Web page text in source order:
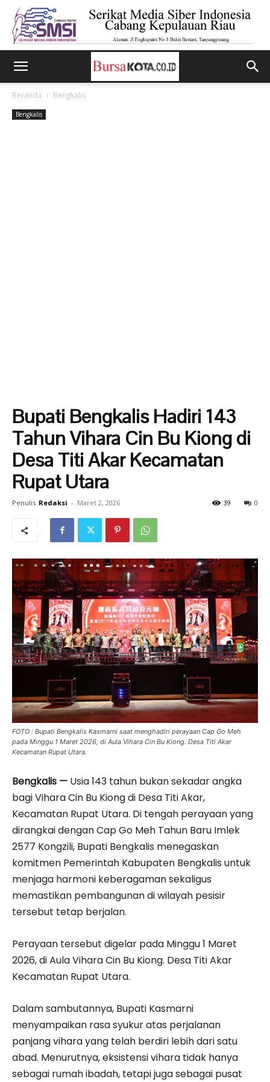
Beranda Bengkalis
Bengkalis
Bupati Bengkalis Hadiri 143
Tahun Vihara Cin Bu Kiong di
Desa Titi Akar Kecamatan
Rupat Utara
Penulis Redaksi - Maret 2, 2026 0
39
FOTO : Bupati Bengkalis Kasmarni saat menghadiri perayaan Cap Go Meh
pada Minggu 1 Maret 2026, di Aula Vihara Cin Bu Kiong. Desa Titi Akar
Kecamatan Rupat Utara.
Bengkalis — Usia 143 tahun bukan sekadar angka
bagi Vihara Cin Bu Kiong di Desa Titi Akar,
Kecamatan Rupat Utara. Di tengah perayaan yang
dirangkai dengan Cap Go Meh Tahun Baru Imlek
2577 Kongzili, Bupati Bengkalis menegaskan
komitmen Pemerintah Kabupaten Bengkalis untuk
menjaga harmoni keberagaman sekaligus
memastikan pembangunan di wilayah pesisir
tersebut tetap berjalan.
Perayaan tersebut digelar pada Minggu 1 Maret
2026, di Aula Vihara Cin Bu Kiong. Desa Titi Akar
Kecamatan Rupat Utara.
Dalam sambutannya, Bupati Kasmarni
menyampaikan rasa syukur atas perjalanan
panjang vihara yang telah berdiri lebih dari satu
abad. Menurutnya, eksistensi vihara tidak hanya
sebagai rumah ibadah, tetapi juga sebagai pusat